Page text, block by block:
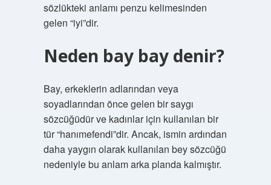
sözlükteki anlamı penzu kelimesinden
gelen “iyi”dir.
Neden bay bay denir?
Bay, erkeklerin adlarından veya
soyadlarından önce gelen bir saygı
sözcüğüdür ve kadınlar için kullanılan bir
tür “hanımefendi”dir. Ancak, ismin ardından
daha yaygın olarak kullanılan bey sözcüğü
nedeniyle bu anlam arka planda kalmıştır.